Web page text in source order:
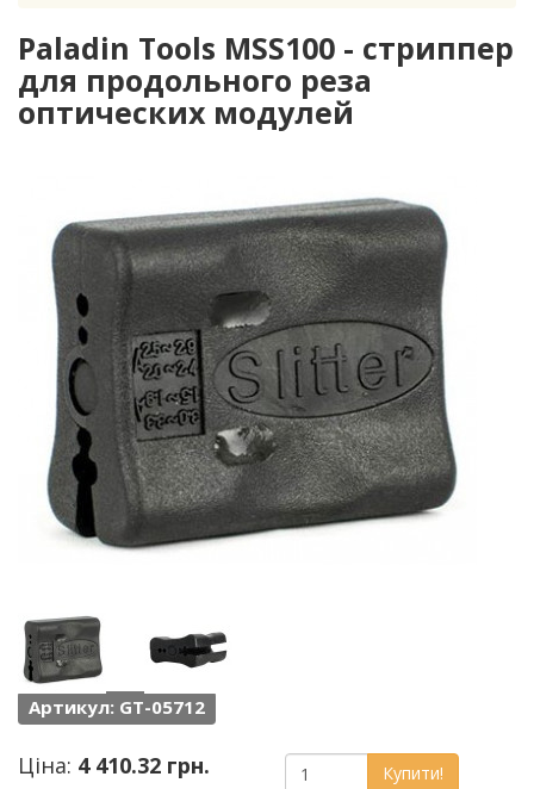
Paladin Tools MSS100 - стриппер
для продольного реза
оптических модулей
Артикул: GT-05712
Ціна: 4 410.32 грн. Купити!